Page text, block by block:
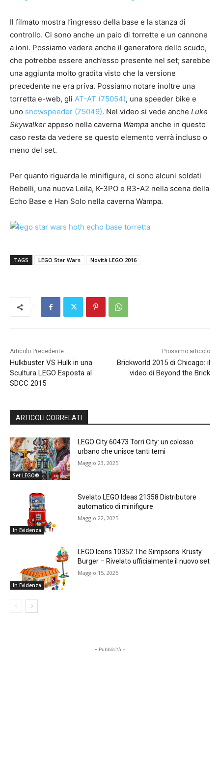
Il filmato mostra l’ingresso della base e la stanza di
controllo. Ci sono anche un paio di torrette e un cannone
a ioni. Possiamo vedere anche il generatore dello scudo,
che potrebbe essere anch’esso presente nel set; sarebbe
una aggiunta molto gradita visto che la versione
precedente ne era priva. Possiamo notare inoltre una
torretta e-web, gli AT-AT (75054), una speeder bike e
uno snowspeeder (75049). Nel video si vede anche Luke
Skywalker appeso nella caverna Wampa anche in questo
caso resta da vedere se questo elemento verrà incluso o
meno del set.
Per quanto riguarda le minifigure, ci sono alcuni soldati
Rebelli, una nuova Leila, K-3PO e R3-A2 nella scena della
Echo Base e Han Solo nella caverna Wampa.
TAGS LEGO Star Wars Novità LEGO 2016
Articolo Precedente
Hulkbuster VS Hulk in una
Scultura LEGO Esposta al
SDCC 2015
Prossimo articolo
Brickworld 2015 di Chicago: il
video di Beyond the Brick
ARTICOLI CORRELATI
Set LEGO®
LEGO City 60473 Torri City: un colosso
urbano che unisce tanti temi
Maggio 23, 2025
In Evidenza
Svelato LEGO Ideas 21358 Distributore
automatico di minifigure
Maggio 22, 2025
In Evidenza
LEGO Icons 10352 The Simpsons: Krusty
Burger – Rivelato ufficialmente il nuovo set
Maggio 15, 2025
- Pubblicità -